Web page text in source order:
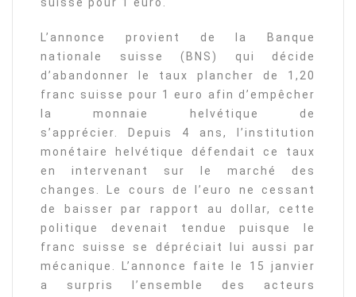
L’annonce provient de la Banque
nationale suisse (BNS) qui décide
d’abandonner le taux plancher de 1,20
franc suisse pour 1 euro afin d’empêcher
la monnaie helvétique de
s’apprécier. Depuis 4 ans, l’institution
monétaire helvétique défendait ce taux
en intervenant sur le marché des
changes. Le cours de l’euro ne cessant
de baisser par rapport au dollar, cette
politique devenait tendue puisque le
franc suisse se dépréciait lui aussi par
mécanique. L’annonce faite le 15 janvier
a surpris l’ensemble des acteurs